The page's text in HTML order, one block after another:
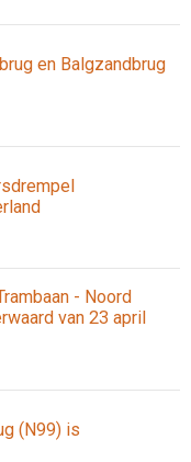
en Balgzandbrug
- Noord
van 23 april
(N99) is